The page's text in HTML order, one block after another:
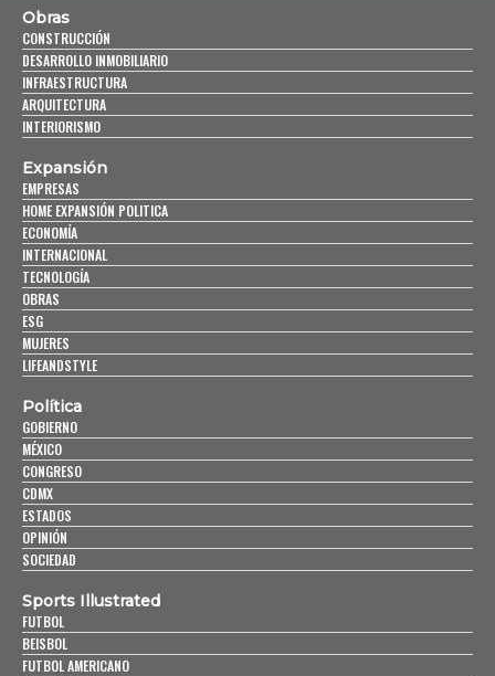
Obras
CONSTRUCCIÓN
DESARROLLO INMOBILIARIO
INFRAESTRUCTURA
ARQUITECTURA
INTERIORISMO
Expansión
EMPRESAS
HOME EXPANSIÓN POLITICA
ECONOMÍA
INTERNACIONAL
TECNOLOGÍA
OBRAS
ESG
MUJERES
LIFEANDSTYLE
Política
GOBIERNO
MÉXICO
CONGRESO
CDMX
ESTADOS
OPINIÓN
SOCIEDAD
Sports Illustrated
FUTBOL
BEISBOL
FUTBOL AMERICANO